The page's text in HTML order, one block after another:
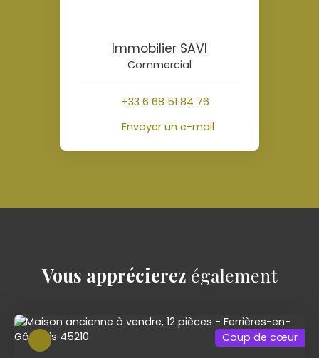
Immobilier SAVI
Commercial
+33 6 68 51 84 76
Envoyer un e-mail
Vous apprécierez également
Coup de cœur